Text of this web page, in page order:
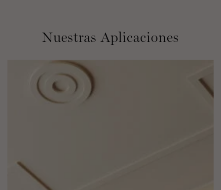
Nuestras Aplicaciones